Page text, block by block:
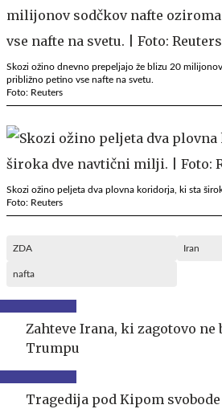
Skozi ožino dnevno prepeljajo že blizu 20
približno petino vse nafte na svetu.
Foto: Reuters
Skozi ožino peljeta dva plovna koridorja, ki sta
Foto: Reuters
ZDA Iran
nafta
Zahteve Irana, ki zagotovo ne
Trumpu
Tragedija pod Kipom svobode